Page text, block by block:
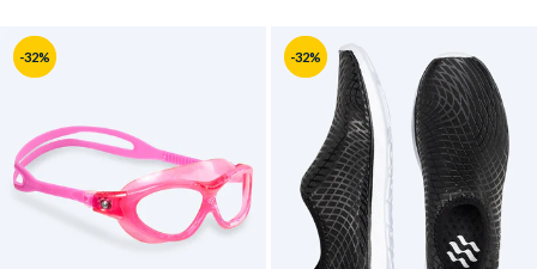
-32% -32%